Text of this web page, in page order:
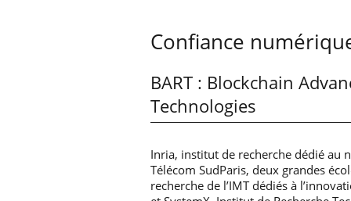
Confiance
BART : Blockchain
Technologies
Inria, institut de recherche dédié au
Télécom SudParis, deux grandes
recherche de l’IMT dédiés à